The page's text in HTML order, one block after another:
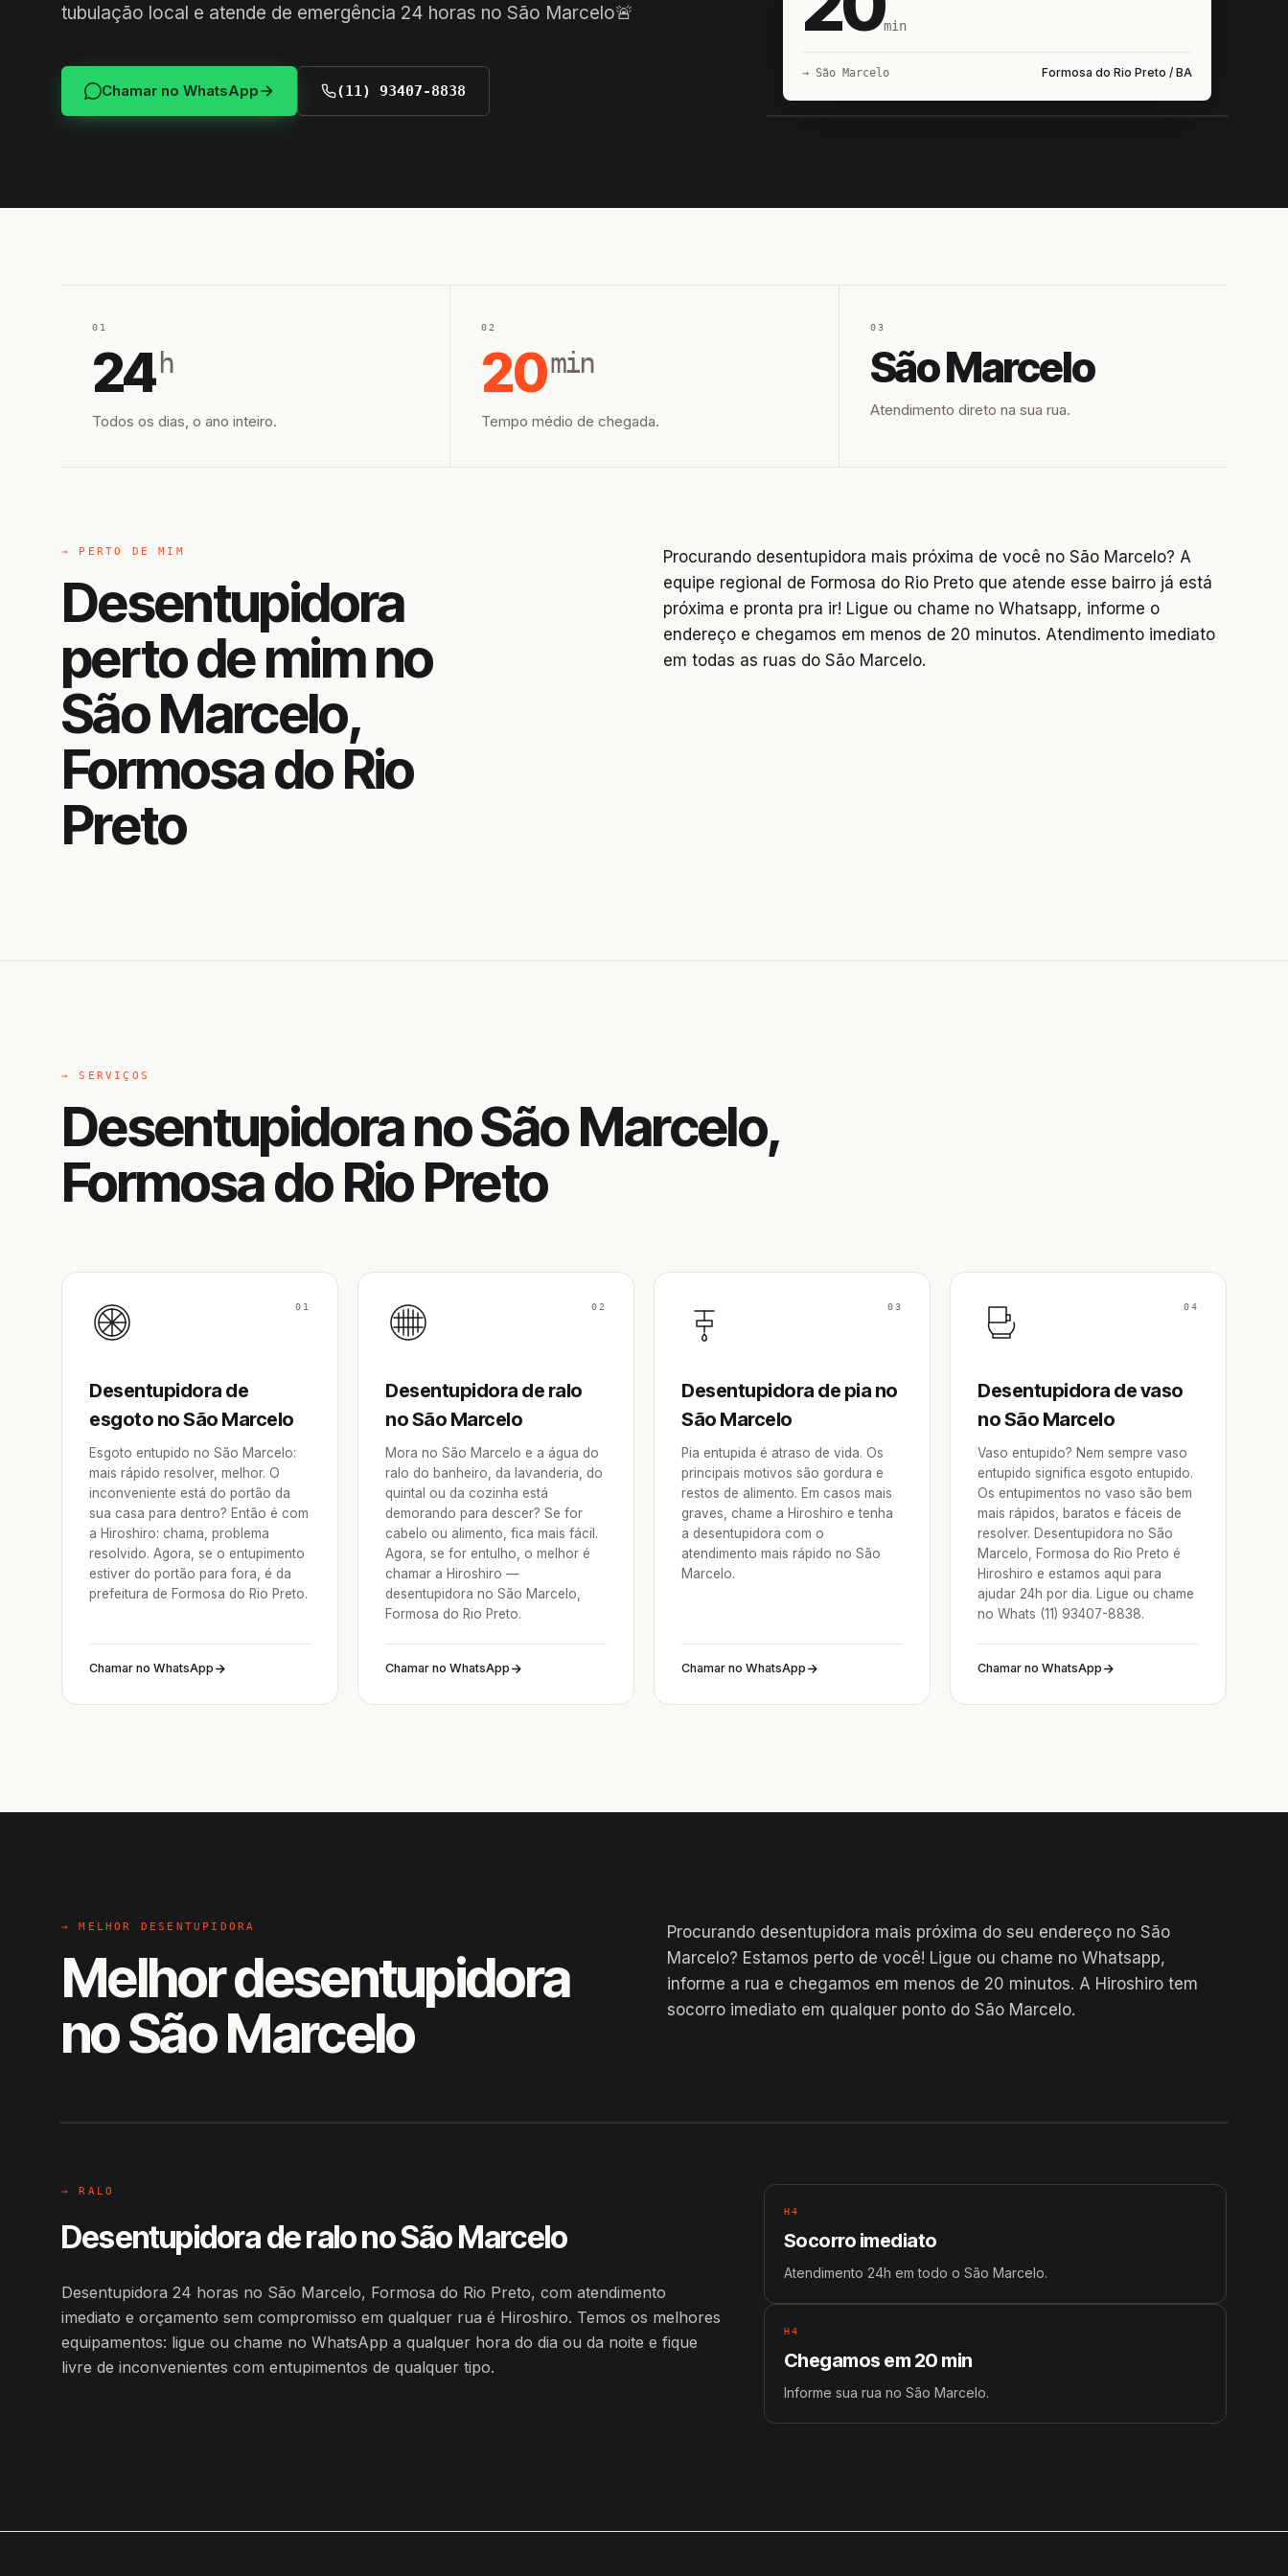
tubulação local e atende de emergência 24 horas no São Marcelo🚨
Chamar no WhatsApp (11) 93407-8838
min
→ São Marcelo Formosa do Rio Preto / BA
01
24 h
Todos os dias, o ano inteiro.
02
20min
Tempo médio de chegada.
03
São Marcelo
Atendimento direto na sua rua.
→ PERTO DE MIM
Desentupidora
perto de mim no
São Marcelo,
Formosa do Rio
Preto
Procurando desentupidora mais próxima de você no São Marcelo? A
equipe regional de Formosa do Rio Preto que atende esse bairro já está
próxima e pronta pra ir! Ligue ou chame no Whatsapp, informe o
endereço e chegamos em menos de 20 minutos. Atendimento imediato
em todas as ruas do São Marcelo.
→ SERVIÇOS
Desentupidora no São Marcelo,
Formosa do Rio Preto
01
Desentupidora de
esgoto no São Marcelo
Esgoto entupido no São Marcelo:
mais rápido resolver, melhor. O
inconveniente está do portão da
sua casa para dentro? Então é com
a Hiroshiro: chama, problema
resolvido. Agora, se o entupimento
estiver do portão para fora, é da
prefeitura de Formosa do Rio Preto.
Chamar no WhatsApp
02
Desentupidora de ralo
no São Marcelo
Mora no São Marcelo e a água do
ralo do banheiro, da lavanderia, do
quintal ou da cozinha está
demorando para descer? Se for
cabelo ou alimento, fica mais fácil.
Agora, se for entulho, o melhor é
chamar a Hiroshiro —
desentupidora no São Marcelo,
Formosa do Rio Preto.
Chamar no WhatsApp
03
Desentupidora de pia no
São Marcelo
Pia entupida é atraso de vida. Os
principais motivos são gordura e
restos de alimento. Em casos mais
graves, chame a Hiroshiro e tenha
a desentupidora com o
atendimento mais rápido no São
Marcelo.
Chamar no WhatsApp
04
Desentupidora de vaso
no São Marcelo
Vaso entupido? Nem sempre vaso
entupido significa esgoto entupido.
Os entupimentos no vaso são bem
mais rápidos, baratos e fáceis de
resolver. Desentupidora no São
Marcelo, Formosa do Rio Preto é
Hiroshiro e estamos aqui para
ajudar 24h por dia. Ligue ou chame
no Whats (11) 93407-8838.
Chamar no WhatsApp
→ MELHOR DESENTUPIDORA
Melhor desentupidora
no São Marcelo
Procurando desentupidora mais próxima do seu endereço no São
Marcelo? Estamos perto de você! Ligue ou chame no Whatsapp,
informe a rua e chegamos em menos de 20 minutos. A Hiroshiro tem
socorro imediato em qualquer ponto do São Marcelo.
EM CAMPO
→ RALO
Desentupidora de ralo no São Marcelo
Desentupidora 24 horas no São Marcelo, Formosa do Rio Preto, com atendimento
imediato e orçamento sem compromisso em qualquer rua é Hiroshiro. Temos os melhores
equipamentos: ligue ou chame no WhatsApp a qualquer hora do dia ou da noite e fique
livre de inconvenientes com entupimentos de qualquer tipo.
H4
Socorro imediato
Atendimento 24h em todo o São Marcelo.
H4
Chegamos em 20 min
Informe sua rua no São Marcelo.